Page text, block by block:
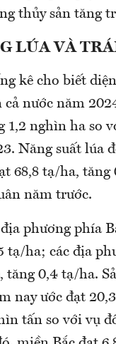
thủy sản tăng
LÚA VÀ
kê cho biết
cả nước năm
1,2 nghìn ha so
Năng suất lúa
68,8 tạ/ha, tăng
năm trước.
phương phía
tạ/ha; các địa
tăng 0,4 tạ/ha.
nay ước đạt
tấn so với vụ